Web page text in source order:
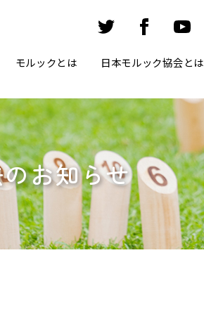
モルックとは 日本モルック協会とは
お知らせ